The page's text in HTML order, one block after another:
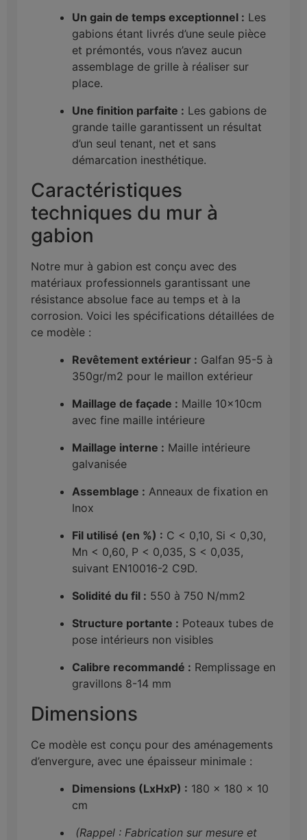
Un gain de temps exceptionnel : Les
gabions étant livrés d’une seule pièce
et prémontés, vous n’avez aucun
assemblage de grille à réaliser sur
place.
Une finition parfaite : Les gabions de
grande taille garantissent un résultat
d’un seul tenant, net et sans
démarcation inesthétique.
Caractéristiques
techniques du mur à
gabion
Notre mur à gabion est conçu avec des
matériaux professionnels garantissant une
résistance absolue face au temps et à la
corrosion. Voici les spécifications détaillées de
ce modèle :
Revêtement extérieur : Galfan 95-5 à
350gr/m2 pour le maillon extérieur
Maillage de façade : Maille 10x10cm
avec fine maille intérieure
Maillage interne : Maille intérieure
galvanisée
Assemblage : Anneaux de fixation en
Inox
Fil utilisé (en %) : C < 0,10, Si < 0,30,
Mn < 0,60, P < 0,035, S < 0,035,
suivant EN10016-2 C9D.
Solidité du fil : 550 à 750 N/mm2
Structure portante : Poteaux tubes de
pose intérieurs non visibles
Calibre recommandé : Remplissage en
gravillons 8-14 mm
Dimensions
Ce modèle est conçu pour des aménagements
d’envergure, avec une épaisseur minimale :
Dimensions (LxHxP) : 180 x 180 x 10
cm
(Rappel : Fabrication sur mesure et